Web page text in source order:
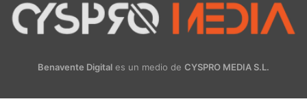
Benavente Digital es un medio de CYSPRO MEDIA S.L.